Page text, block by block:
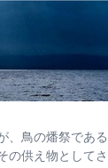
、鳥の燔祭であ
の供え物として